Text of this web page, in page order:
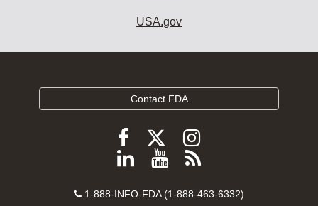
USA.gov
Contact FDA
Follow
FDA
Facebook
Follow
FDA
Follow
FDA
Instagram
Follow
on
View
videos
Subscribe
FDA
Contact
1-888-INFO-FDA (1-888-463-6332)